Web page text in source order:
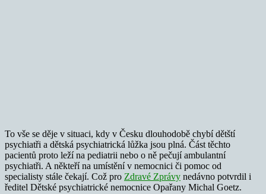
To vše se děje v situaci, kdy v Česku dlouhodobě chybí dětští
psychiatři a dětská psychiatrická lůžka jsou plná. Část těchto
pacientů proto leží na pediatrii nebo o ně pečují ambulantní
psychiatři. A někteří na umístění v nemocnici či pomoc od
specialisty stále čekají. Což pro Zdravé Zprávy nedávno potvrdil i
ředitel Dětské psychiatrické nemocnice Opařany Michal Goetz.